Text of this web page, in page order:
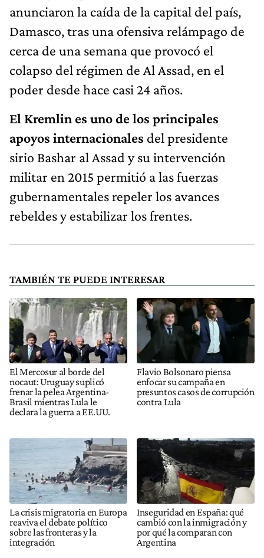
anunciaron la caída de la capital del país,
Damasco, tras una ofensiva relámpago de
cerca de una semana que provocó el
colapso del régimen de Al Assad, en el
poder desde hace casi 24 años.
El Kremlin es uno de los principales
apoyos internacionales del presidente
sirio Bashar al Assad y su intervención
militar en 2015 permitió a las fuerzas
gubernamentales repeler los avances
rebeldes y estabilizar los frentes.
TAMBIÉN TE PUEDE INTERESAR
El Mercosur al borde del
nocaut: Uruguay suplicó
frenar la pelea Argentina-
Brasil mientras Lula le
declara la guerra a EE.UU.
Flavio Bolsonaro piensa
enfocar su campaña en
presuntos casos de corrupción
contra Lula
La crisis migratoria en Europa
reaviva el debate político
sobre las fronteras y la
integración
Inseguridad en España: qué
cambió con la inmigración y
por qué la comparan con
Argentina